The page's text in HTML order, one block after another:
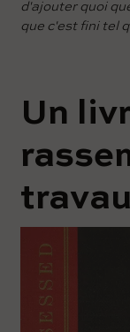
d'ajouter quoi
que c'est fini tel
Un